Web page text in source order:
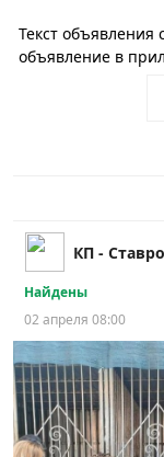
Текст объявления
объявление в
Найдены
02 апреля 08:00